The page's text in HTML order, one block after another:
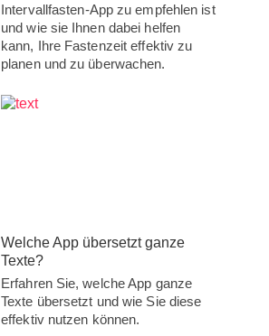
Intervallfasten-App zu empfehlen ist
und wie sie Ihnen dabei helfen
kann, Ihre Fastenzeit effektiv zu
planen und zu überwachen.
Welche App übersetzt ganze
Texte?
Erfahren Sie, welche App ganze
Texte übersetzt und wie Sie diese
effektiv nutzen können.